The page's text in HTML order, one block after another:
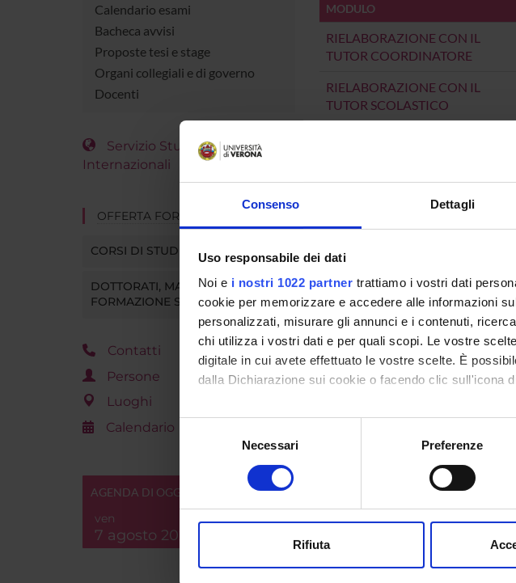
Consenso Dettagli
Uso responsabile dei dati
Noi e i nostri 1022 partner trattiamo i vostri dati
cookie per memorizzare e accedere alle informazioni
personalizzati, misurare gli annunci e i contenuti,
chi utilizza i vostri dati e per quali scopi. Le vostre
digitale in cui avete effettuato le vostre scelte. È
dalla Dichiarazione sui cookie o facendo clic sull'icona
Con il tuo consenso, vorremmo anche:
raccogliere informazioni sulla tua posizione
digitali).
modificare o ritirare il tuo consenso in qualsiasi
Necessari Preferenze
Rifiuta
Calendario esami
Bacheca avvisi
Proposte tesi e stage
Organi collegiali e di governo
Docenti
Servizio Studenti
Internazionali
OFFERTA FORMATIVA
CORSI DI STUDIO
DOTTORATI, MASTER E
FORMAZIONE SUPERIORE
Contatti
Persone
Luoghi
Calendario
AGENDA DI OGGI
ven
7 agosto 2026
MODULO
RIELABORAZIONE CON IL
TUTOR COORDINATORE
RIELABORAZIONE CON IL
TUTOR SCOLASTICO